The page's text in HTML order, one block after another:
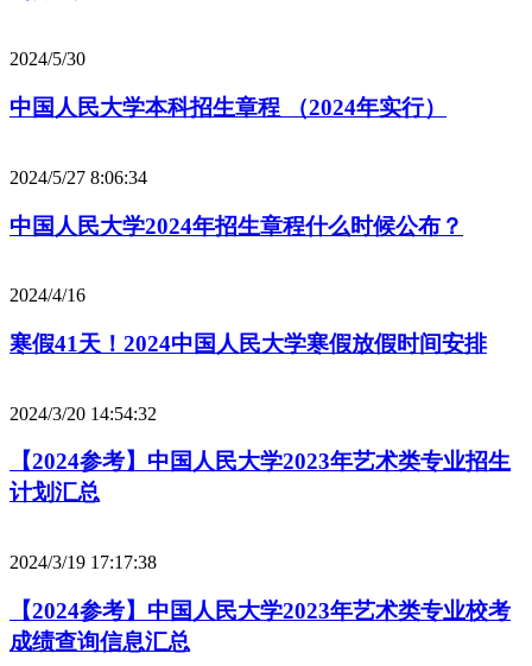
2024/5/30
中国人民大学本科招生章程 （2024年实行）
2024/5/27 8:06:34
中国人民大学2024年招生章程什么时候公布？
2024/4/16
寒假41天！2024中国人民大学寒假放假时间安排
2024/3/20 14:54:32
【2024参考】中国人民大学2023年艺术类专业招生
计划汇总
2024/3/19 17:17:38
【2024参考】中国人民大学2023年艺术类专业校考
成绩查询信息汇总